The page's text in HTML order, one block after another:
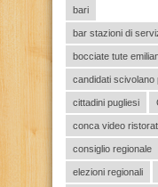
bari
bar stazioni di
bocciate tute
candidati
cittadini pugliesi
conca video
consiglio regionale
elezioni regionali